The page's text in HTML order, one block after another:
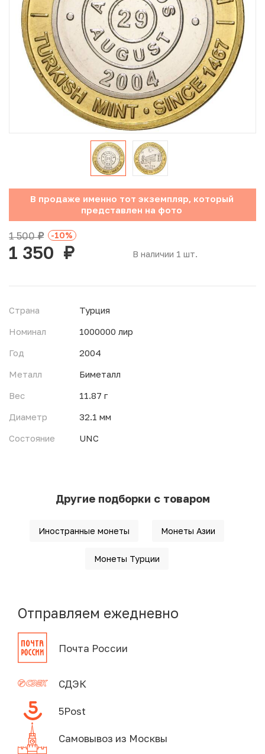
Юбилейные монеты Банка России (с 1999 года)
Памятные и инвестиционные монеты СССР и России
Иностранные монеты
Неофициальные выпуски монет (Unusual)
Античные и средневековые монеты
В продаже именно тот экземпляр, который
представлен на фото
В наличии 1 шт.
1 500руб. -10%
1 350 руб.
Страна
Турция
Номинал
1000000 лир
Год
2004
Металл
Биметалл
Вес
11.87 г
Диаметр
32.1 мм
Состояние
UNC
Другие подборки с товаром
Иностранные монеты Монеты Азии
Монеты Турции
Отправляем ежедневно
Почта России
СДЭК
5Post
Самовывоз из Москвы